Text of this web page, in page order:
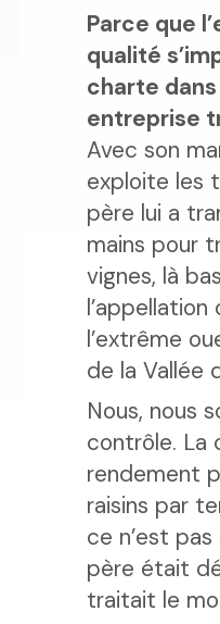
Parce que
qualité
charte
entreprise
Avec son
exploite les
père lui a
mains pour
vignes, là
l’appellation
l’extrême
de la Vallée
Nous, nous
contrôle. La
rendement
raisins par
ce n’est
père était
traitait le